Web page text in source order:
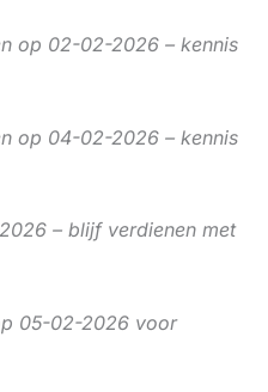
op 02-02-2026 – kennis
op 04-02-2026 – kennis
– blijf verdienen met
05-02-2026 voor